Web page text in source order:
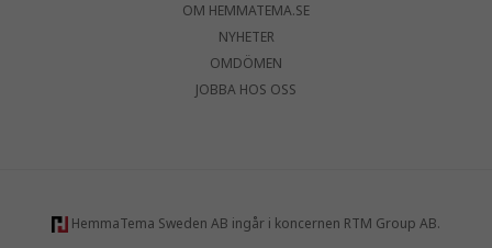
OM HEMMATEMA.SE
NYHETER
OMDÖMEN
JOBBA HOS OSS
HemmaTema Sweden AB ingår i koncernen RTM Group AB.